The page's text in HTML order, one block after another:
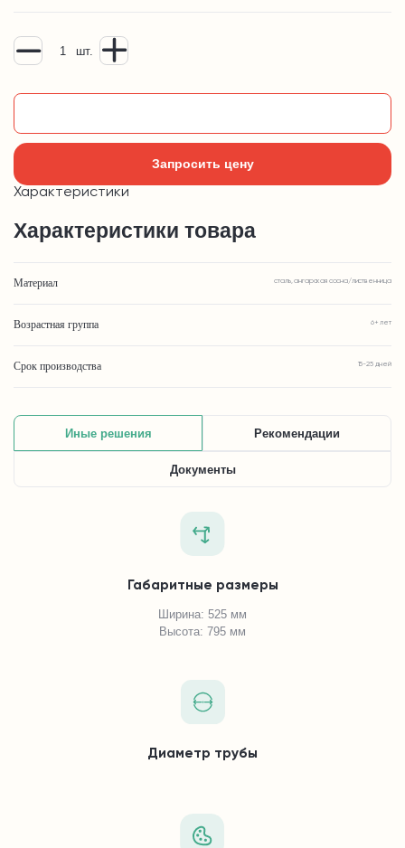
шт.
Запросить цену
Характеристики
Характеристики товара
Материал сталь, ангарская сосна/лиственница
Возрастная группа 6+ лет
Срок производства 15-25 дней
Иные решения Рекомендации
Документы
Габаритные размеры
Ширина: 525 мм
Высота: 795 мм
Диаметр трубы